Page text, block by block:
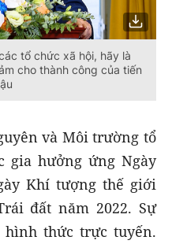
tổ chức xã hội, hãy là
cho thành công của tiến
và Môi trường tổ
gia hưởng ứng Ngày
Khí tượng thế giới
đất năm 2022. Sự
thức trực tuyến.